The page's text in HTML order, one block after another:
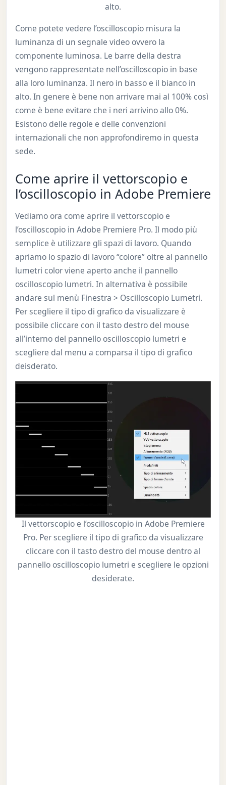
alto.
Come potete vedere l’oscilloscopio misura la
luminanza di un segnale video ovvero la
componente luminosa. Le barre della destra
vengono rappresentate nell’oscilloscopio in base
alla loro luminanza. Il nero in basso e il bianco in
alto. In genere è bene non arrivare mai al 100% così
come è bene evitare che i neri arrivino allo 0%.
Esistono delle regole e delle convenzioni
internazionali che non approfondiremo in questa
sede.
Come aprire il vettorscopio e
l’oscilloscopio in Adobe Premiere
Vediamo ora come aprire il vettorscopio e
l’oscilloscopio in Adobe Premiere Pro. Il modo più
semplice è utilizzare gli spazi di lavoro. Quando
apriamo lo spazio di lavoro “colore” oltre al pannello
lumetri color viene aperto anche il pannello
oscilloscopio lumetri. In alternativa è possibile
andare sul menù Finestra > Oscilloscopio Lumetri.
Per scegliere il tipo di grafico da visualizzare è
possibile cliccare con il tasto destro del mouse
all’interno del pannello oscilloscopio lumetri e
scegliere dal menu a comparsa il tipo di grafico
deisderato.
Il vettorscopio e l’oscilloscopio in Adobe Premiere
Pro. Per scegliere il tipo di grafico da visualizzare
cliccare con il tasto destro del mouse dentro al
pannello oscilloscopio lumetri e scegliere le opzioni
desiderate.